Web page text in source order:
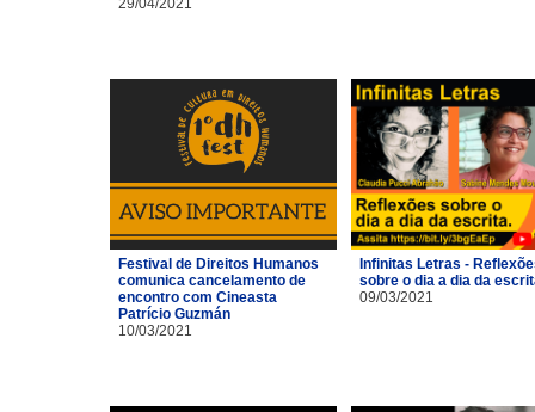
Festival de Direitos Humanos
comunica cancelamento de
encontro com Cineasta
Patrício Guzmán
10/03/2021
Infinitas Letras -
sobre o dia a dia da
09/03/2021